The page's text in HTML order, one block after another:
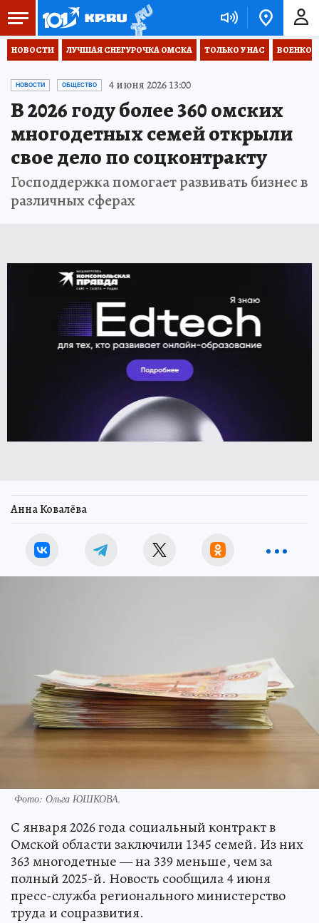
НОВОСТИ ЛУЧШАЯ СНЕГУРОЧКА ОМСКА ТОЛЬКО У НАС
НОВОСТИ ОБЩЕСТВО 4 июня 2026 13:00
В 2026 году более 360 омских
многодетных семей открыли
свое дело по соцконтракту
Господдержка помогает развивать бизнес в
различных сферах
Анна Ковалёва
Фото: Ольга ЮШКОВА.
С января 2026 года социальный контракт в
Омской области заключили 1345 семей. Из них
363 многодетные — на 339 меньше, чем за
полный 2025-й. Новость сообщила 4 июня
пресс-служба регионального министерство
труда и соцразвития.